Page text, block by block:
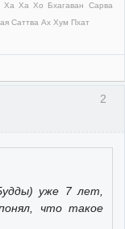
Ха Хо Бхагаван Сарва
Саттва Ах Хум Пхат
2
уже 7 лет,
что такое